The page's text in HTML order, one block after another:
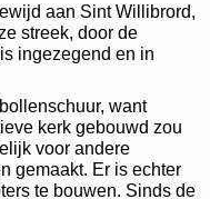
aan Sint Willibrord,
streek, door de
ingezegend en in
want
kerk gebouwd zou
voor andere
gemaakt. Er is echter
te bouwen. Sinds de